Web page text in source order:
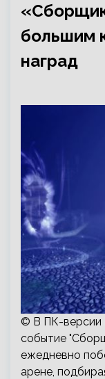
большим
наград
© В ПК-версии
событие
ежедневно
арене,